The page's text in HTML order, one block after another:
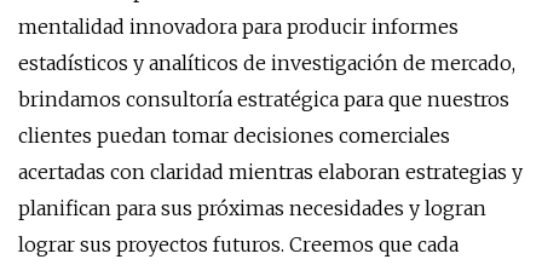
mentalidad innovadora para producir informes
estadísticos y analíticos de investigación de mercado,
brindamos consultoría estratégica para que nuestros
clientes puedan tomar decisiones comerciales
acertadas con claridad mientras elaboran estrategias y
planifican para sus próximas necesidades y logran
lograr sus proyectos futuros. Creemos que cada